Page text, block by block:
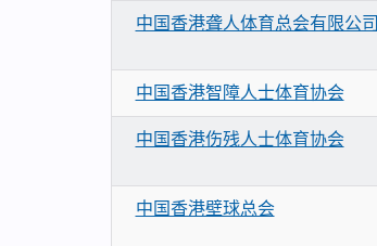
中国香港聋人体育总会有限公司
中国香港智障人士体育协会
中国香港伤残人士体育协会
中国香港壁球总会